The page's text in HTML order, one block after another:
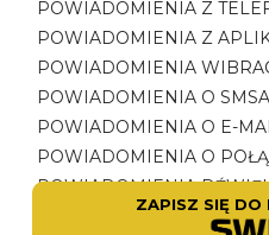
POWIADOMIENIA Z
POWIADOMIENIA Z
POWIADOMIENIA
POWIADOMIENIA O
POWIADOMIENIA O E-
POWIADOMIENIA O
POWIADOMIENIA
PŁATNOŚCI
ZAPISZ SIĘ DO